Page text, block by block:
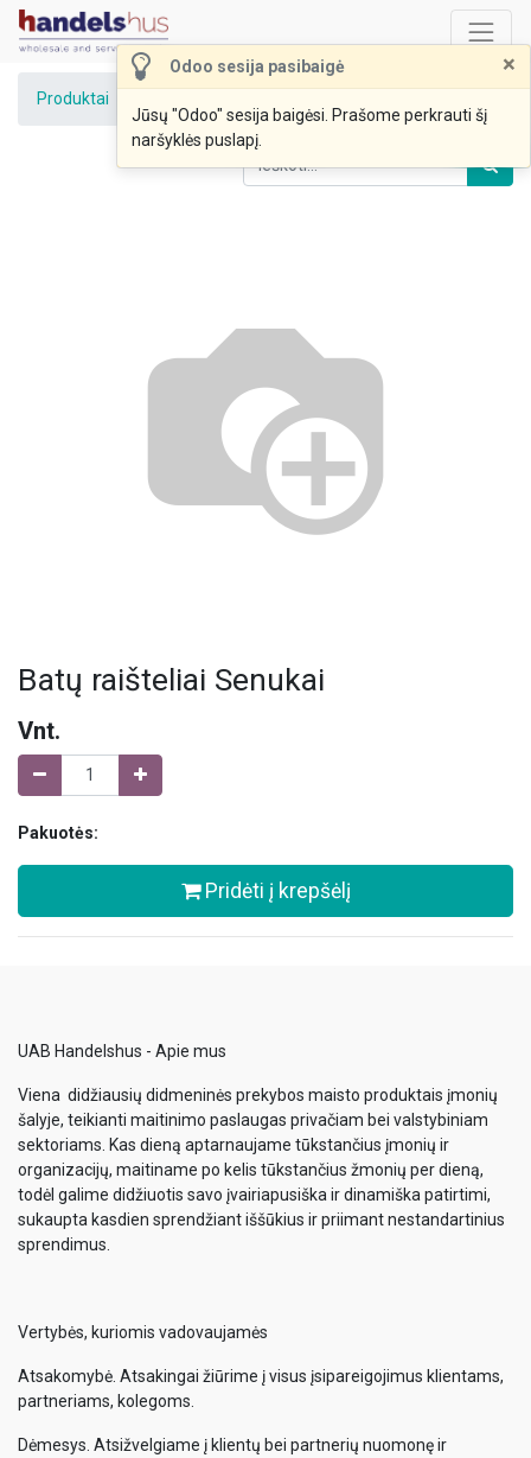
Odoo sesija pasibaigė ×
Jūsų "Odoo" sesija baigėsi. Prašome perkrauti šį
naršyklės puslapį.
Produktai
Batų raišteliai Senukai
Vnt.
Pakuotės:
Pridėti į krepšėlį
UAB Handelshus - Apie mus
Viena didžiausių didmeninės prekybos maisto produktais įmonių
šalyje, teikianti maitinimo paslaugas privačiam bei valstybiniam
sektoriams. Kas dieną aptarnaujame tūkstančius įmonių ir
organizacijų, maitiname po kelis tūkstančius žmonių per dieną,
todėl galime didžiuotis savo įvairiapusiška ir dinamiška patirtimi,
sukaupta kasdien sprendžiant iššūkius ir priimant nestandartinius
sprendimus.
Vertybės, kuriomis vadovaujamės
Atsakomybė. Atsakingai žiūrime į visus įsipareigojimus klientams,
partneriams, kolegoms.
Dėmesys. Atsižvelgiame į klientų bei partnerių nuomonę ir